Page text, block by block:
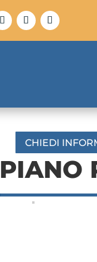
PIANO
CHIEDI